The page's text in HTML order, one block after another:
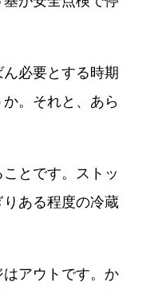
必要とする時期
。それと、あら
とです。ストッ
ある程度の冷蔵
アウトです。か